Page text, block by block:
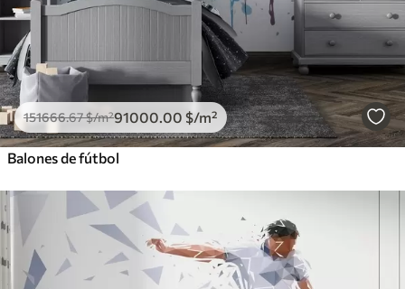
151666.67$/m²91000 .00 $/m²
Balones de fútbol